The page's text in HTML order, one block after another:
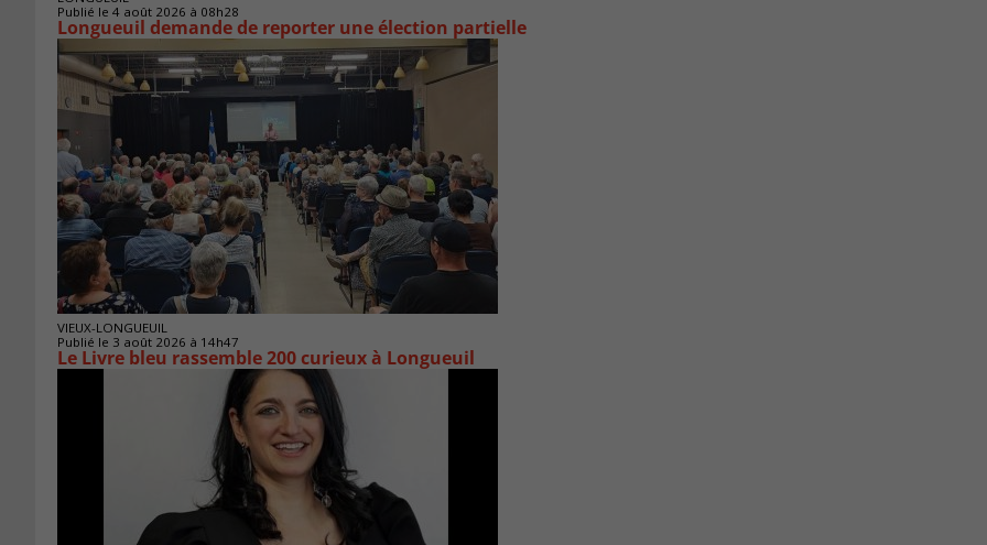
Publié le 4 août 2026 à 08h28
Longueuil demande de reporter une élection partielle
VIEUX-LONGUEUIL
Publié le 3 août 2026 à 14h47
Le Livre bleu rassemble 200 curieux à Longueuil